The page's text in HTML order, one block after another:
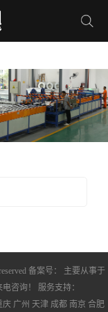
备案号： 主要从事于
电咨询！ 服务支持：
庆 广州 天津 成都 南京 合肥